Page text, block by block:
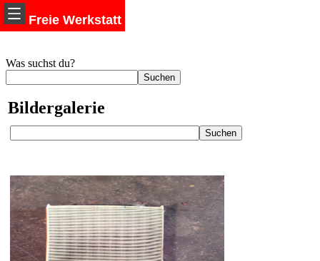
Freie Werkstatt
Was suchst du?
Bildergalerie